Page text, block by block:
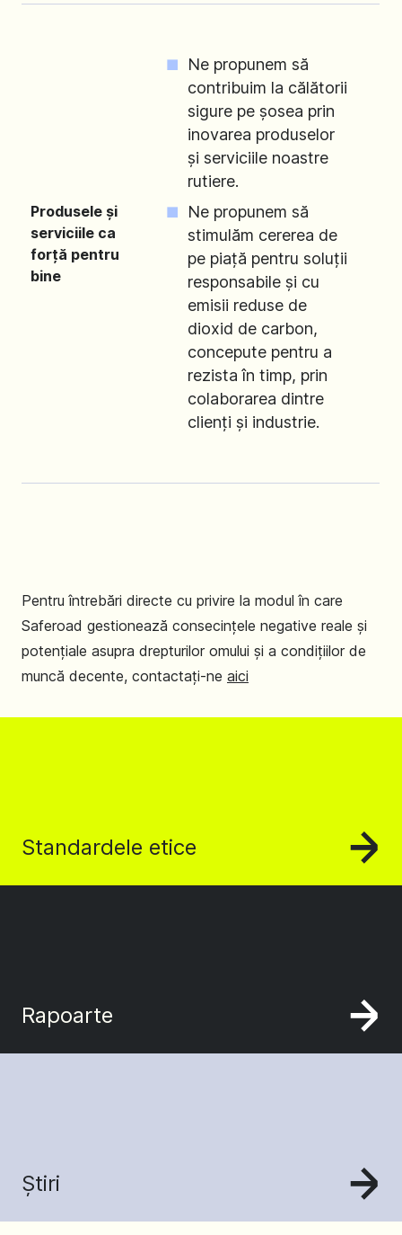
Produsele și
serviciile ca
forță pentru
bine
Ne propunem să
contribuim la călătorii
sigure pe șosea prin
inovarea produselor
și serviciile noastre
rutiere.
Ne propunem să
stimulăm cererea de
pe piață pentru soluții
responsabile și cu
emisii reduse de
dioxid de carbon,
concepute pentru a
rezista în timp, prin
colaborarea dintre
clienți și industrie.
Pentru întrebări directe cu privire la modul în care
Saferoad gestionează consecințele negative reale și
potențiale asupra drepturilor omului și a condițiilor de
muncă decente, contactați-ne aici
Standardele etice
Rapoarte
Știri